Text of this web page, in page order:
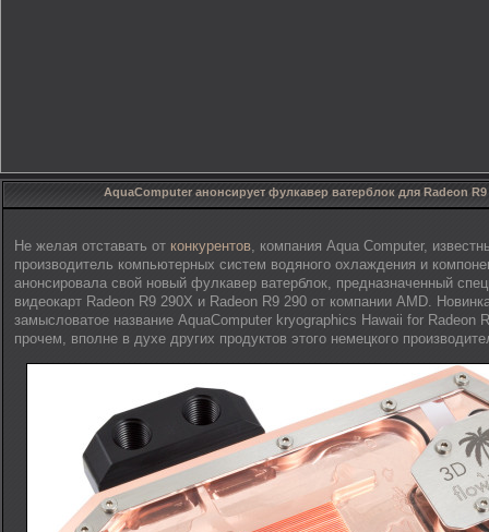
AquaComputer анонсирует фулкавер ватерблок для Radeon R9
Не желая отставать от конкурентов, компания Aqua Computer,
производитель компьютерных систем водяного охлаждения и
анонсировала свой новый фулкавер ватерблок, предназначенный
видеокарт Radeon R9 290X и Radeon R9 290 от компании AMD.
замысловатое название AquaComputer kryographics Hawaii for Radeon
прочем, вполне в духе других продуктов этого немецкого